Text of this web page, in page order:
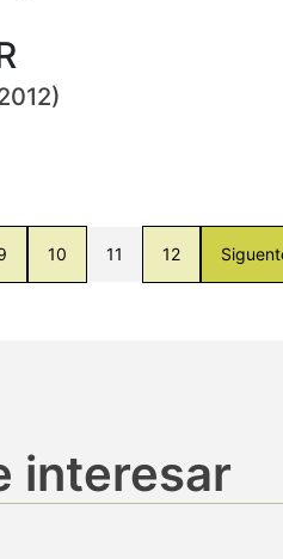
10 11 12
interesar